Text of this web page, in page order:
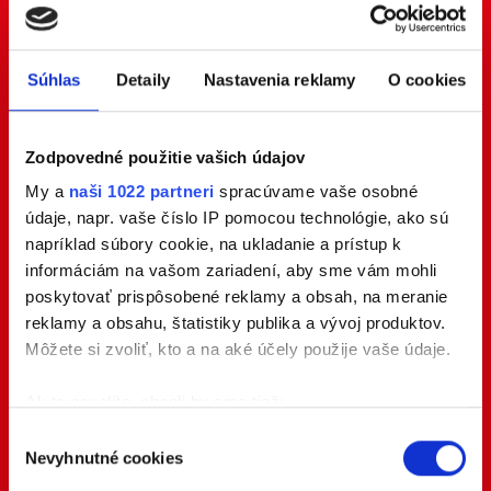
Súhlas Detaily Nastavenia reklamy O cookies
Zodpovedné použitie vašich údajov
My a naši 1022 partneri spracúvame vaše osobné
údaje, napr. vaše číslo IP pomocou technológie, ako sú
napríklad súbory cookie, na ukladanie a prístup k
informáciám na vašom zariadení, aby sme vám mohli
poskytovať prispôsobené reklamy a obsah, na meranie
reklamy a obsahu, štatistiky publika a vývoj produktov.
Môžete si zvoliť, kto a na aké účely použije vaše údaje.
polohe s presnosťou na niekoľko metrov
súhlasu
Nevyhnutné cookies